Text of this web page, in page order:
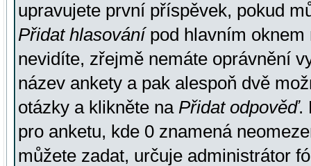
upravujete první příspěvek, pokud
Přidat hlasovánípod hlavním oknem
nevidíte, zřejmě nemáte oprávnění
název ankety a pak alespoň dvě
otázky a klikněte na Přidat odpověď.
pro anketu, kde 0 znamená
můžete zadat, určuje administrátor